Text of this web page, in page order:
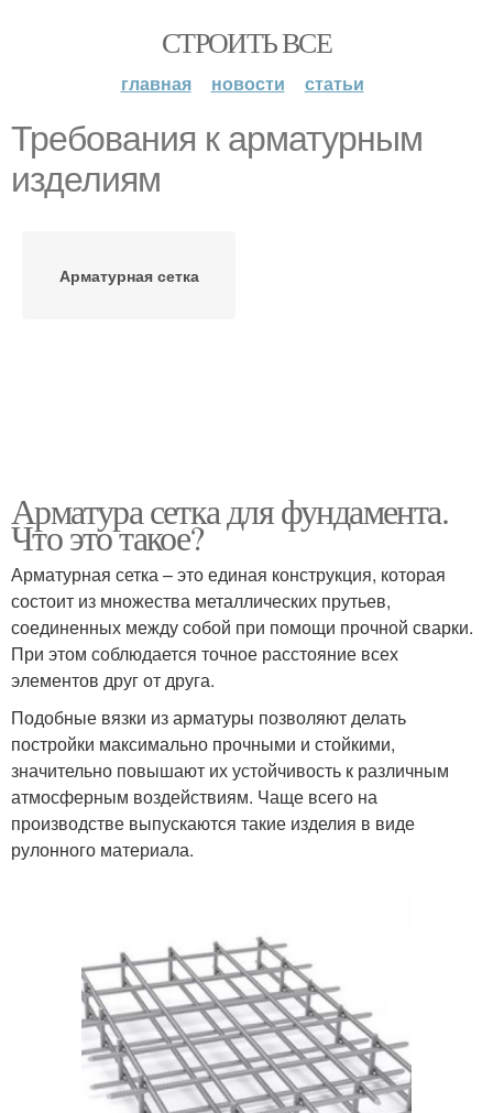
СТРОИТЬ ВСЕ
главная новости статьи
Требования к арматурным
изделиям
Арматурная сетка
Арматура сетка для фундамента.
Что это такое?
Арматурная сетка – это единая конструкция, которая
состоит из множества металлических прутьев,
соединенных между собой при помощи прочной сварки.
При этом соблюдается точное расстояние всех
элементов друг от друга.
Подобные вязки из арматуры позволяют делать
постройки максимально прочными и стойкими,
значительно повышают их устойчивость к различным
атмосферным воздействиям. Чаще всего на
производстве выпускаются такие изделия в виде
рулонного материала.